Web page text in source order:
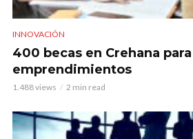
INNOVACIÓN
400 becas en Crehana para
emprendimientos
1.488 views 2 min read